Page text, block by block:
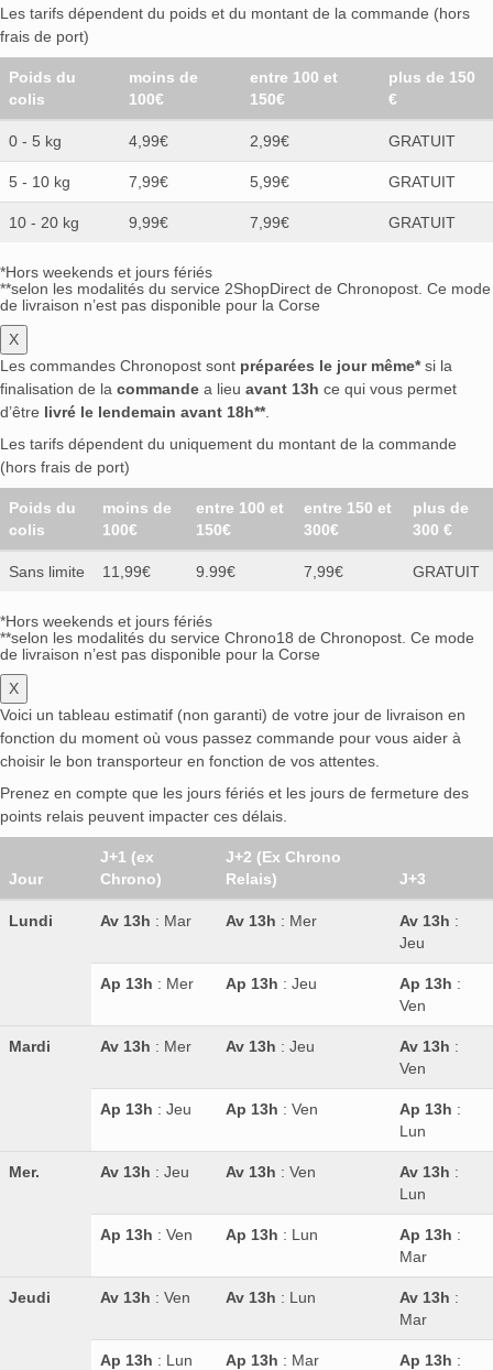
Les tarifs dépendent du poids et du montant de la commande (hors
frais de port)
Poids du
colis
moins de
100€
entre 100 et
150€
plus de 150
€
0 - 5 kg 4,99€ 2,99€ GRATUIT
5 - 10 kg 7,99€ 5,99€ GRATUIT
10 - 20 kg 9,99€ 7,99€ GRATUIT
*Hors weekends et jours fériés
**selon les modalités du service 2ShopDirect de Chronopost. Ce mode
de livraison n’est pas disponible pour la Corse
X
Les commandes Chronopost sont préparées le jour même*si la
finalisation de la commande a lieu avant 13h ce qui vous permet
d’être livré le lendemain avant 18h**.
Les tarifs dépendent du uniquement du montant de la commande
(hors frais de port)
Poids du
colis
moins de
100€
entre 100 et
150€
entre 150 et
300€
plus de
300 €
Sans limite 11,99€ 9.99€ 7,99€ GRATUIT
*Hors weekends et jours fériés
**selon les modalités du service Chrono18 de Chronopost. Ce mode
de livraison n’est pas disponible pour la Corse
X
Voici un tableau estimatif (non garanti) de votre jour de livraison en
fonction du moment où vous passez commande pour vous aider à
choisir le bon transporteur en fonction de vos attentes.
Prenez en compte que les jours fériés et les jours de fermeture des
points relais peuvent impacter ces délais.
Jour
J+1 (ex
Chrono)
J+2 (Ex Chrono
Relais)
J+3
Lundi Av 13h : Mar Av 13h : Mer Av 13h :
Jeu
Ap 13h : Mer Ap 13h : Jeu Ap 13h :
Ven
Mardi Av 13h : Mer Av 13h : Jeu Av 13h :
Ven
Ap 13h : Jeu Ap 13h : Ven Ap 13h :
Lun
Mer. Av 13h : Jeu Av 13h : Ven Av 13h :
Lun
Ap 13h : Ven Ap 13h : Lun Ap 13h :
Mar
Jeudi Av 13h : Ven Av 13h : Lun Av 13h :
Mar
Ap 13h : Lun Ap 13h : Mar Ap 13h :